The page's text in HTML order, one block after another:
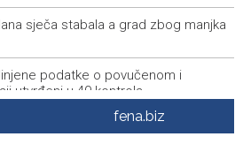
sječa stabala a grad zbog manjka
podatke o povučenom i
utvrđeni u 40 kontrola
više hiljada posjetitelja na Piroti
u Travniku
fena.biz